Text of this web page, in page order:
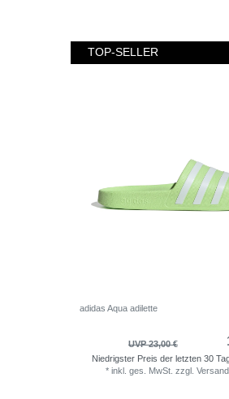
TOP-SELLER
adidas Aqua adilette
UVP 23,00 €
Niedrigster Preis der letzten 30
* inkl. ges. MwSt. zzgl.